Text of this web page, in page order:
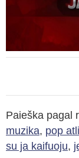
Paieška pagal
muzika, pop
su ja kaifuoju,